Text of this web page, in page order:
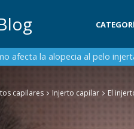
afecta la alopecia al pelo
capilares Injerto capilar El